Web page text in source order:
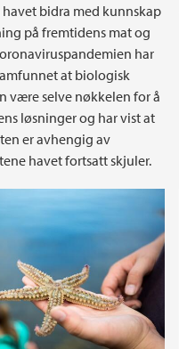
bidra med kunnskap
på fremtidens mat og
har
at biologisk
være selve nøkkelen for å
løsninger og har vist at
er avhengig av
havet fortsatt skjuler.